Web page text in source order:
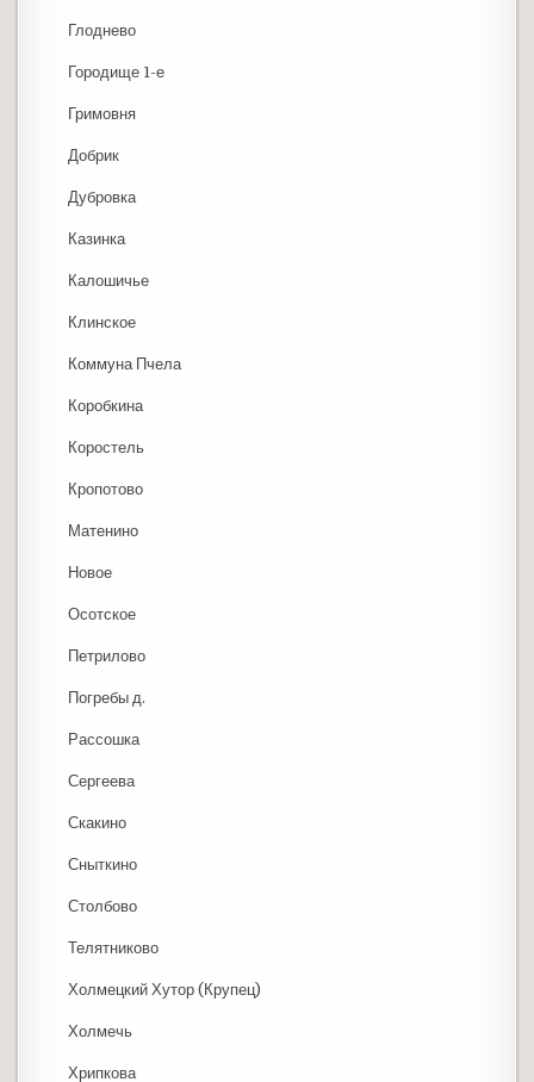
Глоднево
Городище 1-е
Гримовня
Добрик
Дубровка
Казинка
Калошичье
Клинское
Коммуна Пчела
Коробкина
Коростель
Кропотово
Матенино
Новое
Осотское
Петрилово
Погребы д.
Рассошка
Сергеева
Скакино
Сныткино
Столбово
Телятниково
Холмецкий Хутор (Крупец)
Холмечь
Хрипкова